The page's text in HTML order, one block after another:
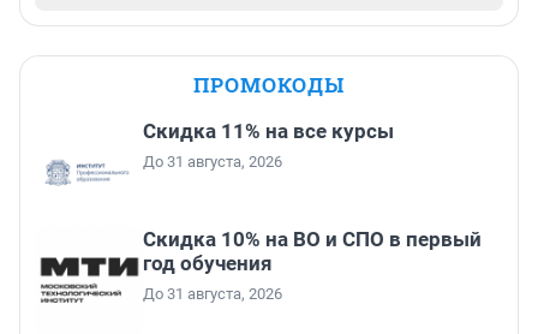
ПРОМОКОДЫ
Скидка 11% на все курсы
До 31 августа, 2026
Скидка 10% на ВО и СПО в первый
год обучения
До 31 августа, 2026